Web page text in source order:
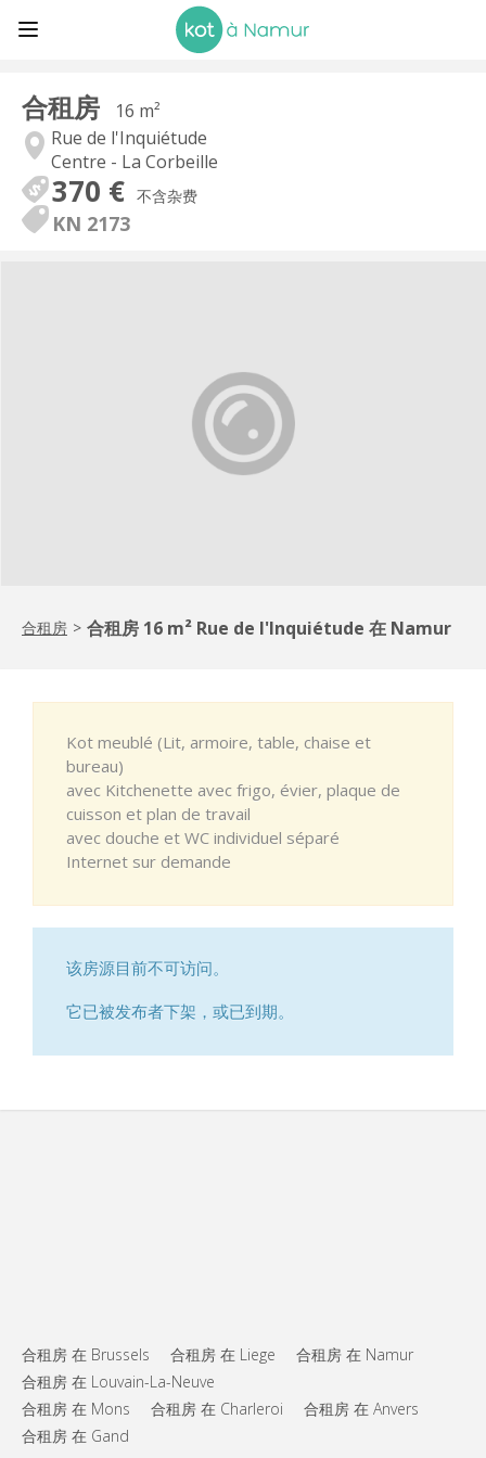
合租房
16 m²
Rue de l'Inquiétude
Centre - La Corbeille
370 € 不含杂费
KN 2173
合租房 > 合租房 16 m² Rue de l'Inquiétude 在 Namur
Kot meublé (Lit, armoire, table, chaise et
bureau)
avec Kitchenette avec frigo, évier, plaque de
cuisson et plan de travail
avec douche et WC individuel séparé
Internet sur demande
该房源目前不可访问。
它已被发布者下架，或已到期。
合租房 在 Brussels 合租房 在 Liege
合租房 在 Namur
合租房 在 Louvain-La-Neuve
合租房 在 Mons
合租房 在 Charleroi
合租房 在 Anvers
合租房 在 Gand